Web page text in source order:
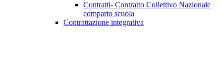
Contratti- Contratto Collettivo Nazionale
comparto scuola
Contrattazione integrativa